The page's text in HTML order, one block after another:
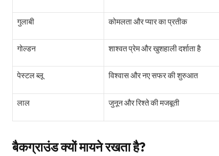
गुलाबी कोमलता और प्यार का प्रतीक
गोल्डन शाश्वत प्रेम और खुशहाली दर्शाता है
पेस्टल ब्लू विश्वास और नए सफर की शुरुआत
लाल जुनून और रिश्ते की मजबूती
बैकग्राउंड क्यों मायने रखता है?